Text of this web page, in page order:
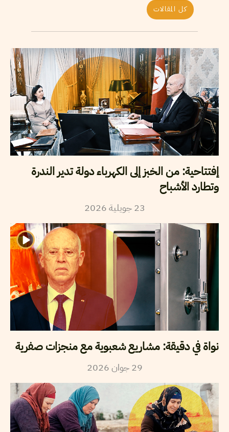
كل المقالات
إفتتاحية: من الخبز إلى الكهرباء دولة تدير الندرة
وتطارد الأشباح
23 جويلية2026
نواة في دقيقة: مشاريع شعبوية مع منجزات صفرية
29 جوان2026